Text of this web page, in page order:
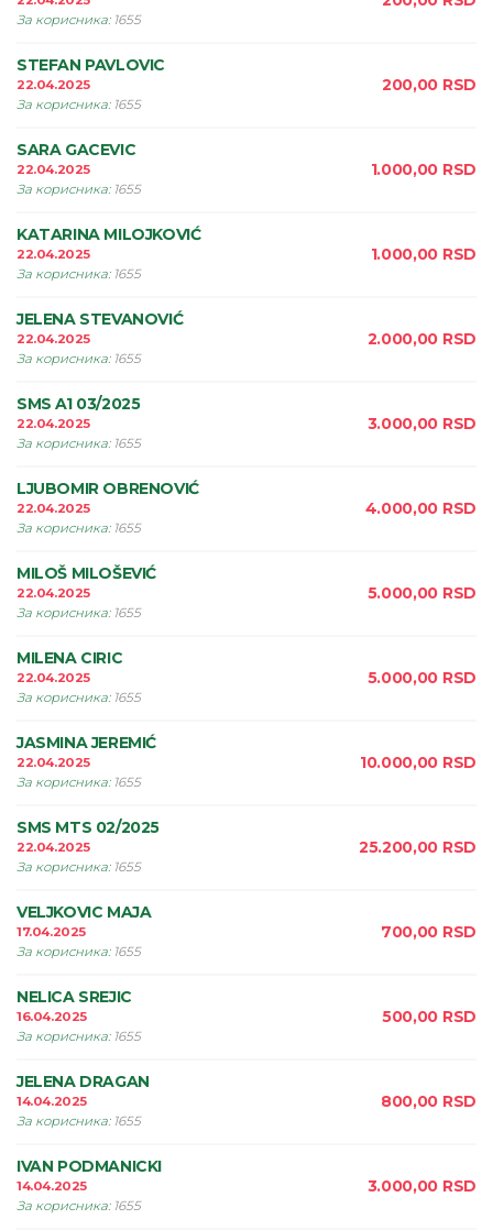
За корисника: 1655
STEFAN PAVLOVIC
22.04.2025
За корисника: 1655
200,00 RSD
SARA GACEVIC
22.04.2025
За корисника: 1655
1.000,00 RSD
KATARINA MILOJKOVIĆ
22.04.2025
За корисника: 1655
1.000,00 RSD
JELENA STEVANOVIĆ
22.04.2025
За корисника: 1655
2.000,00 RSD
SMS A1 03/2025
22.04.2025
За корисника: 1655
3.000,00 RSD
LJUBOMIR OBRENOVIĆ
22.04.2025
За корисника: 1655
4.000,00 RSD
MILOŠ MILOŠEVIĆ
22.04.2025
За корисника: 1655
5.000,00 RSD
MILENA CIRIC
22.04.2025
За корисника: 1655
5.000,00 RSD
JASMINA JEREMIĆ
22.04.2025
За корисника: 1655
10.000,00 RSD
SMS MTS 02/2025
22.04.2025
За корисника: 1655
25.200,00 RSD
VELJKOVIC MAJA
17.04.2025
За корисника: 1655
700,00 RSD
NELICA SREJIC
16.04.2025
За корисника: 1655
500,00 RSD
JELENA DRAGAN
14.04.2025
За корисника: 1655
800,00 RSD
IVAN PODMANICKI
14.04.2025
За корисника: 1655
3.000,00 RSD